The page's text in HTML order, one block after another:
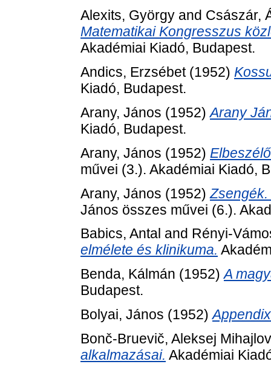
Alexits, György and Császár,
Matematikai Kongresszus
Akadémiai Kiadó, Budapest.
Andics, Erzsébet(1952)
Kiadó, Budapest.
Arany, János (1952)Arany
Kiadó, Budapest.
Arany, János (1952)
művei (3.). Akadémiai Kiadó,
Arany, János (1952)
János összes művei (6.).
Babics, Antal and Rényi-
elmélete és klinikuma.
Benda, Kálmán (1952)A
Budapest.
Bolyai, János (1952)
Bonč-Bruevič, Aleksej
alkalmazásai. Akadémiai